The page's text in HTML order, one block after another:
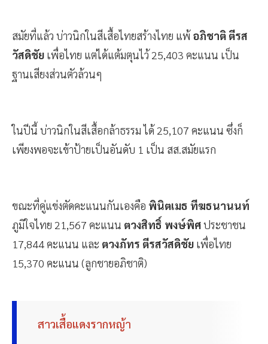
สมัยที่แล้ว บ่าวนิกในสีเสื้อไทยสร้างไทย แพ้ อภิชาติ ตีรส
วัสดิชัย เพื่อไทย แต่ได้แต้มตุนไว้ 25,403 คะแนน เป็น
ฐานเสียงส่วนตัวล้วนๆ
ในปีนี้ บ่าวนิกในสีเสื้อกล้าธรรม ได้ 25,107 คะแนน ซึ่งก็
เพียงพอจะเข้าป้ายเป็นอันดับ 1 เป็น สส.สมัยแรก
ขณะที่คู่แข่งตัดคะแนนกันเองคือ พินิตเมธ ทีฆธนานนท์
ภูมิใจไทย 21,567 คะแนน ตวงสิทธิ์ พงษ์พิศประชาชน
17,844 คะแนน และ ตวงภัทร ตีรสวัสดิชัย เพื่อไทย
15,370 คะแนน (ลูกชายอภิชาติ)
สาวเสื้อแดงรากหญ้า